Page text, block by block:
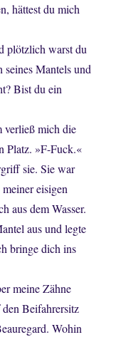
hättest du mich
plötzlich warst du
seines Mantels und
Bist du ein
verließ mich die
Platz. »F-Fuck.«
sie. Sie war
eisigen
aus dem Wasser.
aus und legte
bringe dich ins
meine Zähne
Beifahrersitz
Wohin